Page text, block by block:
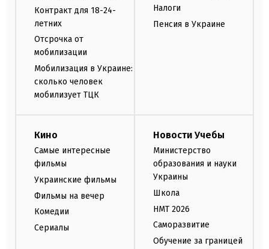
Контракт для 18-24-
летних
Отсрочка от
мобилизации
Мобилизация в Украине:
сколько человек
мобилизует ТЦК
Налоги
Пенсия в Украине
Кино
Самые интересные
фильмы
Украинские фильмы
Фильмы на вечер
Комедии
Сериалы
Новости Учебы
Министерство
образования и науки
Украины
Школа
НМТ 2026
Саморазвитие
Обучение за границей